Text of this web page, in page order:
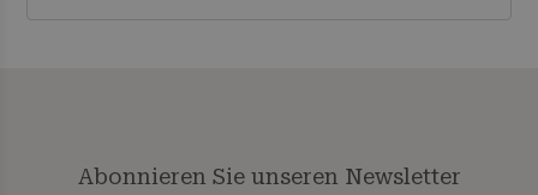
Abonnieren Sie unseren Newsletter